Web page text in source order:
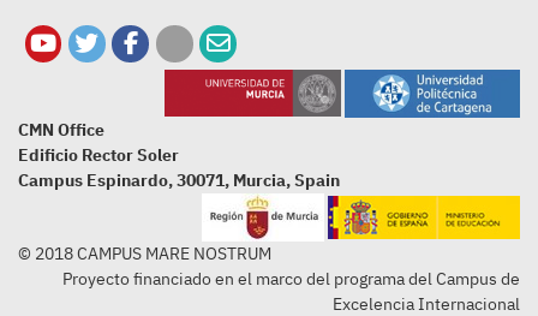
CMN Office
Edificio Rector Soler
Campus Espinardo, 30071, Murcia, Spain
© 2018 CAMPUS MARE NOSTRUM
Proyecto financiado en el marco del programa del Campus de
Excelencia Internacional